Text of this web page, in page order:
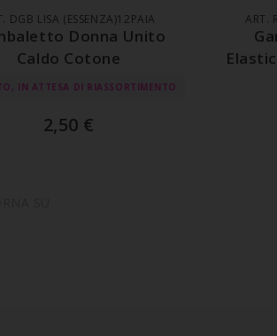
DGB LISA (ESSENZA)12PAIA
Donna Unito
Caldo Cotone
IN ATTESA DI RIASSORTIMENTO
2,50 €
ART.